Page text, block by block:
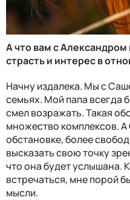
А что вам с
страсть и интерес в
Начну издалека. Мы с
семьях. Мой папа всегда
смел возражать. Такая
множество комплексов.
обстановке, более
высказать свою точку
что она будет услышана.
встречаться, мне порой
мысли.